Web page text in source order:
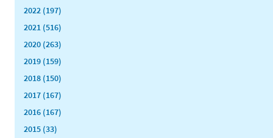
2022 (197)
2021 (516)
2020 (263)
2019 (159)
2018 (150)
2017 (167)
2016 (167)
2015 (33)